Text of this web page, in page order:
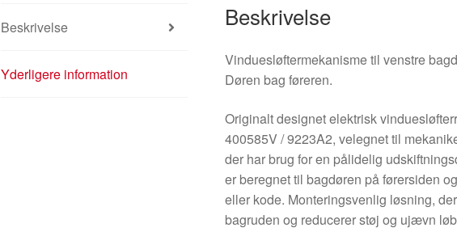
Beskrivelse
Yderligere information
Beskrivelse
Vinduesløftermekanisme til venstre
Døren bag føreren.
Originalt designet elektrisk
400585V / 9223A2, velegnet til
der har brug for en pålidelig
er beregnet til bagdøren på førersiden
eller kode. Monteringsvenlig løsning,
bagruden og reducerer støj og ujævn